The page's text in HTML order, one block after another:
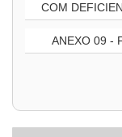
COM
ANEXO 09 -